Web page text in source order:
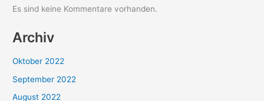
Es sind keine Kommentare vorhanden.
Archiv
Oktober 2022
September 2022
August 2022